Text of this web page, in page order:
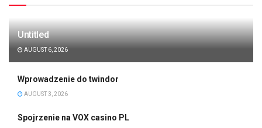
Untitled
AUGUST 6, 2026
Wprowadzenie do twindor
AUGUST 3, 2026
Spojrzenie na VOX casino PL